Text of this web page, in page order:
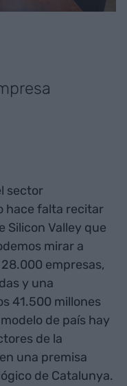
sector
hace falta recitar
Silicon Valley que
mirar a
empresas,
y una
41.500 millones
de país hay
de la
una premisa
de Catalunya.